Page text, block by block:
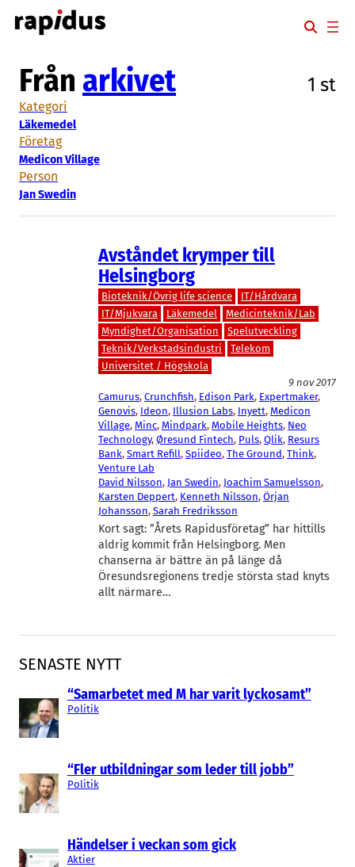
Hoppa
till
SENASTE NYTT
“Samarbetet med M har varit lyckosamt”
Politik
“Fler utbildningar som leder till jobb”
Politik
Händelser i veckan som gick
Aktier
Från arkivet 1 st
Kategori
Läkemedel
Företag
Medicon Village
Person
Jan Swedin
Avståndet krymper till
Helsingborg
Bioteknik/Övrig life science
IT/Hårdvara
IT/Mjukvara
Läkemedel
Medicinteknik/Lab
Myndighet/Organisation
Spelutveckling
Teknik/Verkstadsindustri
Telekom
Universitet / Högskola
9 nov 2017
Camurus, Crunchfish, Edison Park, Expertmaker
Genovis, Ideon, Illusion Labs, Inyett, Medicon
Village, Minc, Mindpark, Mobile Heights, Neo
Technology, Øresund Fintech, Puls, Qlik, Resurs
Bank, Smart Refill, Spiideo, The Ground, Think
Venture Lab
David Nilsson, Jan Swedin, Joachim Samuelsson
Karsten Deppert, Kenneth Nilsson, Örjan
Johansson, Sarah Fredriksson
Kort sagt: ”Årets Rapidusföretag” har hittills
aldrig kommit från Helsingborg. Men
chanserna är bättre än på länge då
Öresundsregionens tredje största stad knyts
allt närmare…